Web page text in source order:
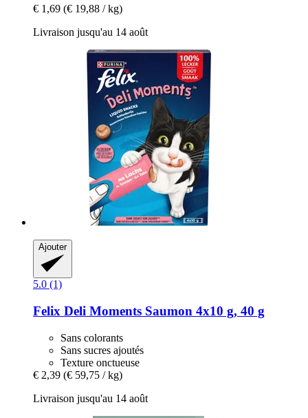
€ 1,69 (€ 19,88 / kg)
Livraison jusqu'au 14 août
Ajouter
5.0 (1)
Felix Deli Moments Saumon 4x10 g, 40 g
Sans colorants
Sans sucres ajoutés
Texture onctueuse
€ 2,39 (€ 59,75 / kg)
Livraison jusqu'au 14 août